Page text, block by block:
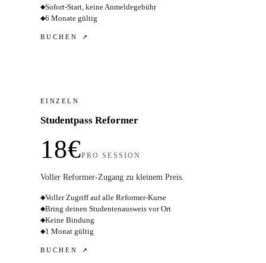
◆Sofort-Start, keine Anmeldegebühr
◆6 Monate gültig
BUCHEN ↗
EINZELN
Studentpass Reformer
18€PRO SESSION
Voller Reformer-Zugang zu kleinem Preis.
◆Voller Zugriff auf alle Reformer-Kurse
◆Bring deinen Studentenausweis vor Ort
◆Keine Bindung
◆1 Monat gültig
BUCHEN ↗